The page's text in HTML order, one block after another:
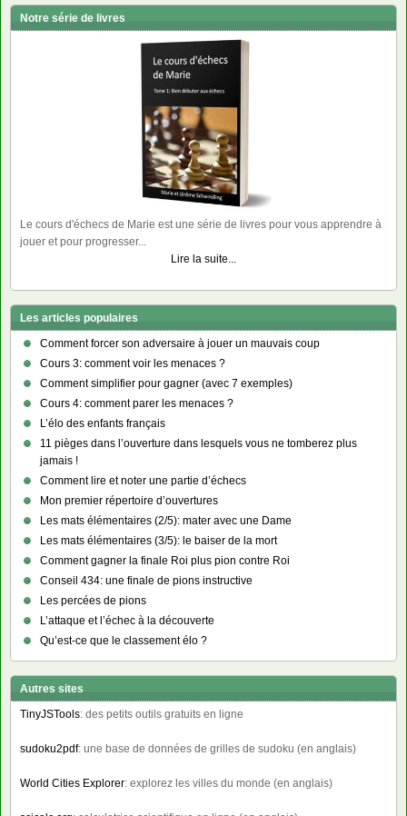
Notre série de livres
Le cours d'échecs de Marie est une série de livres pour vous apprendre à
jouer et pour progresser...
Lire la suite...
Les articles populaires
Comment forcer son adversaire à jouer un mauvais coup
Cours 3: comment voir les menaces ?
Comment simplifier pour gagner (avec 7 exemples)
Cours 4: comment parer les menaces ?
L’élo des enfants français
11 pièges dans l’ouverture dans lesquels vous ne tomberez plus
jamais !
Comment lire et noter une partie d’échecs
Mon premier répertoire d’ouvertures
Les mats élémentaires (2/5): mater avec une Dame
Les mats élémentaires (3/5): le baiser de la mort
Comment gagner la finale Roi plus pion contre Roi
Conseil 434: une finale de pions instructive
Les percées de pions
L’attaque et l’échec à la découverte
Qu’est-ce que le classement élo ?
Autres sites
TinyJSTools: des petits outils gratuits en ligne
sudoku2pdf: une base de données de grilles de sudoku (en anglais)
World Cities Explorer: explorez les villes du monde (en anglais)